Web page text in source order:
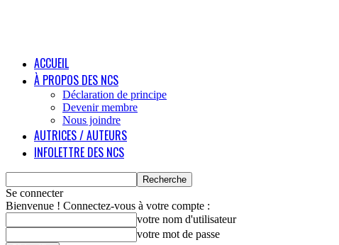
ACCUEIL
À PROPOS DES NCS
Déclaration de principe
Devenir membre
Nous joindre
AUTRICES / AUTEURS
INFOLETTRE DES NCS
Se connecter
Bienvenue ! Connectez-vous à votre compte :
votre nom d'utilisateur
votre mot de passe